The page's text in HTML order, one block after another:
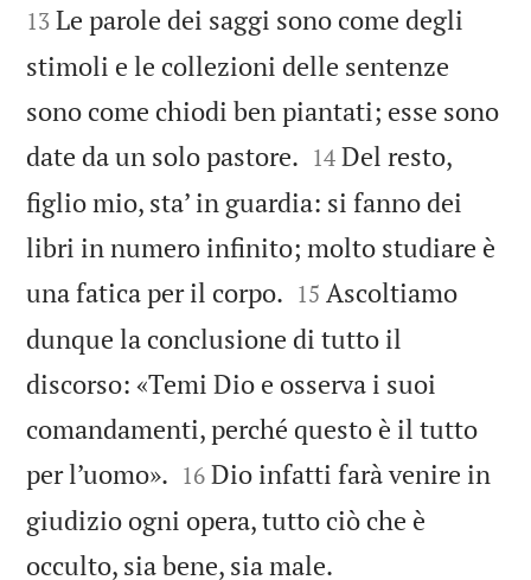
13 Le parole dei saggi sono come degli
stimoli e le collezioni delle sentenze
sono come chiodi ben piantati; esse sono
date da un solo pastore. 

14 Del resto,
figlio mio, sta’ in guardia: si fanno dei
libri in numero infinito; molto studiare è
una fatica per il corpo. 

15 Ascoltiamo
dunque la conclusione di tutto il
discorso: «Temi Dio e osserva i suoi
comandamenti, perché questo è il tutto
per l’uomo». 

16 Dio infatti farà venire in
giudizio ogni opera, tutto ciò che è
occulto, sia bene, sia male.